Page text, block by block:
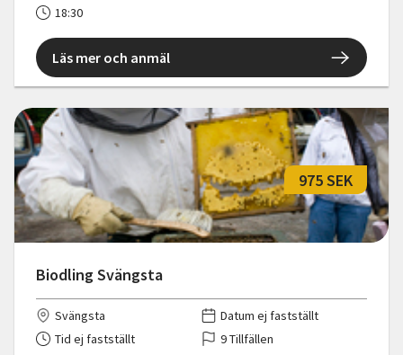
18:30
Läs mer och anmäl
Biodling Svängsta
975 SEK
Svängsta
Datum ej fastställt
Tid ej fastställt
9 Tillfällen